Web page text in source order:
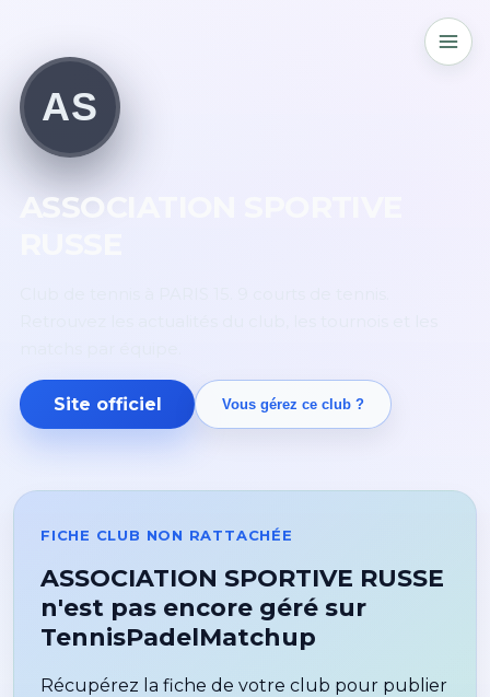
AS
ASSOCIATION SPORTIVE
Site officiel Vous gérez ce club ?
FICHE CLUB NON RATTACHÉE
ASSOCIATION SPORTIVE RUSSE
n'est pas encore géré sur
TennisPadelMatchup
Récupérez la fiche de votre club pour publier